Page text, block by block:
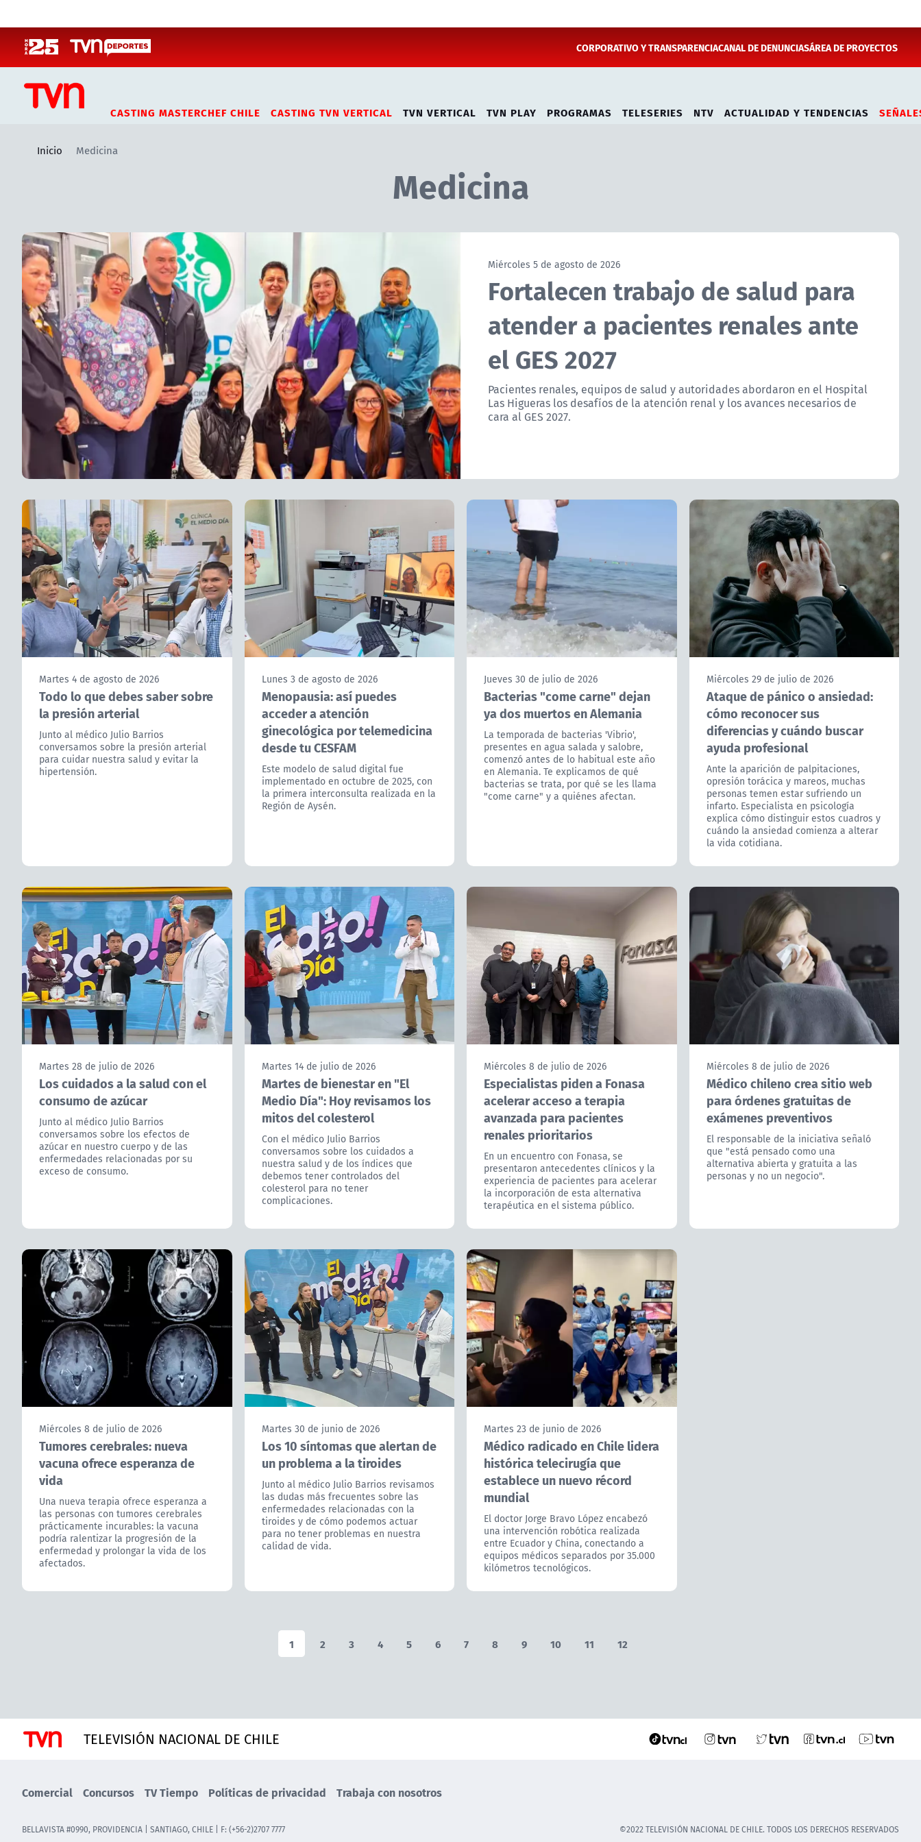
CORPORATIVO Y TRANSPARENCIACANAL DE DENUNCIASÁREA DE PROYECTOS
CASTING MASTERCHEF CHILE CASTING TVN VERTICAL TVN VERTICAL TVN PLAY PROGRAMAS TELESERIES NTV ACTUALIDAD Y TENDENCIAS
Inicio Medicina
Medicina
Artículos relacionados con Medicina
Miércoles 5 de agosto de 2026
Fortalecen trabajo de salud para
atender a pacientes renales ante
el GES 2027
Pacientes renales, equipos de salud y autoridades abordaron en el Hospital
Las Higueras los desafíos de la atención renal y los avances necesarios de
cara al GES 2027.
Martes 4 de agosto de 2026
Todo lo que debes saber sobre
la presión arterial
Junto al médico Julio Barrios
conversamos sobre la presión arterial
para cuidar nuestra salud y evitar la
hipertensión.
Lunes 3 de agosto de 2026
Menopausia: así puedes
acceder a atención
ginecológica por telemedicina
desde tu CESFAM
Este modelo de salud digital fue
implementado en octubre de 2025, con
la primera interconsulta realizada en la
Región de Aysén.
Jueves 30 de julio de 2026
Bacterias "come carne" dejan
ya dos muertos en Alemania
La temporada de bacterias 'Vibrio',
presentes en agua salada y salobre,
comenzó antes de lo habitual este año
en Alemania. Te explicamos de qué
bacterias se trata, por qué se les llama
"come carne" y a quiénes afectan.
Miércoles 29 de julio de 2026
Ataque de pánico o ansiedad:
cómo reconocer sus
diferencias y cuándo buscar
ayuda profesional
Ante la aparición de palpitaciones,
opresión torácica y mareos, muchas
personas temen estar sufriendo un
infarto. Especialista en psicología
explica cómo distinguir estos cuadros y
cuándo la ansiedad comienza a alterar
la vida cotidiana.
Martes 28 de julio de 2026
Los cuidados a la salud con el
consumo de azúcar
Junto al médico Julio Barrios
conversamos sobre los efectos de
azúcar en nuestro cuerpo y de las
enfermedades relacionadas por su
exceso de consumo.
Martes 14 de julio de 2026
Martes de bienestar en "El
Medio Día": Hoy revisamos los
mitos del colesterol
Con el médico Julio Barrios
conversamos sobre los cuidados a
nuestra salud y de los índices que
debemos tener controlados del
colesterol para no tener
complicaciones.
Miércoles 8 de julio de 2026
Especialistas piden a Fonasa
acelerar acceso a terapia
avanzada para pacientes
renales prioritarios
En un encuentro con Fonasa, se
presentaron antecedentes clínicos y la
experiencia de pacientes para acelerar
la incorporación de esta alternativa
terapéutica en el sistema público.
Miércoles 8 de julio de 2026
Médico chileno crea sitio web
para órdenes gratuitas de
exámenes preventivos
El responsable de la iniciativa señaló
que "está pensado como una
alternativa abierta y gratuita a las
personas y no un negocio".
Miércoles 8 de julio de 2026
Tumores cerebrales: nueva
vacuna ofrece esperanza de
vida
Una nueva terapia ofrece esperanza a
las personas con tumores cerebrales
prácticamente incurables: la vacuna
podría ralentizar la progresión de la
enfermedad y prolongar la vida de los
afectados.
Martes 30 de junio de 2026
Los 10 síntomas que alertan de
un problema a la tiroides
Junto al médico Julio Barrios revisamos
las dudas más frecuentes sobre las
enfermedades relacionadas con la
tiroides y de cómo podemos actuar
para no tener problemas en nuestra
calidad de vida.
Martes 23 de junio de 2026
Médico radicado en Chile lidera
histórica telecirugía que
establece un nuevo récord
mundial
El doctor Jorge Bravo López encabezó
una intervención robótica realizada
entre Ecuador y China, conectando a
equipos médicos separados por 35.000
kilómetros tecnológicos.
1 2 3 4 5 6 7 8 9 10 11 12
TELEVISIÓN NACIONAL DE CHILE
Comercial Concursos TV Tiempo Políticas de privacidad Trabaja con nosotros
BELLAVISTA #0990, PROVIDENCIA | SANTIAGO, CHILE | F: (+56-2)2707 7777 ©2022 TELEVISIÓN NACIONAL DE CHILE. TODOS LOS DERECHOS RESERVADOS